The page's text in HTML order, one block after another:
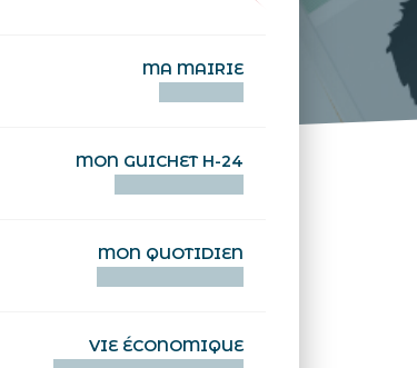
MA MAIRIE
MON GUICHET H-24
MON QUOTIDIEN
VIE ÉCONOMIQUE